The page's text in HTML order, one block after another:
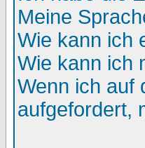
Meine
Wie kann ich
Wie kann ich
Wenn ich auf
aufgefordert,